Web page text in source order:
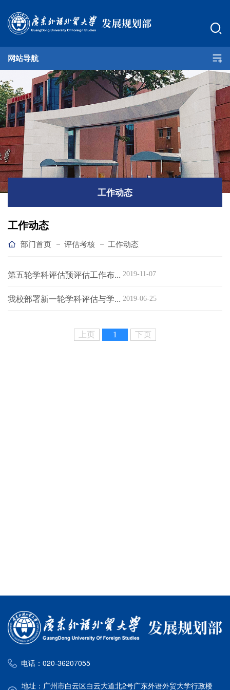
网站导航
部门首页
机构职能
支部建设
发展规划
学科建设
非学历教育
高教研究
教育统计
工作动态
工作动态
部门首页 评估考核 工作动态
第五轮学科评估预评估工作布... 2019-11-07
我校部署新一轮学科评估与学... 2019-06-25
上页 1 下页
电话：020-36207055
地址：广州市白云区白云大道北2号广东外语外贸大学行政楼